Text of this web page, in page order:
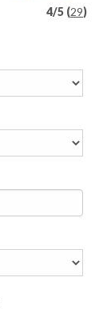
4/5 (29)